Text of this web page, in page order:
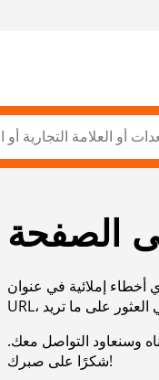
الصفحة
أخطاء إملائية في عنوان
وسنعاود التواصل معك.
شكرًا على صبرك!